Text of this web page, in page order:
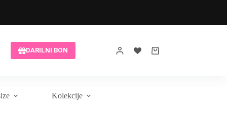
DARILNI BON
Shopping
Kolekcije